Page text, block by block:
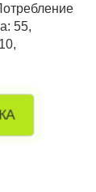
55,